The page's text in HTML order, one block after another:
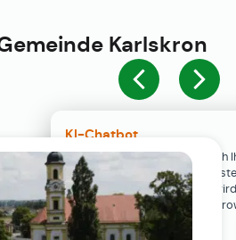
KI-Chatbot
Der KI-Chatbot steht erst nach
Einwilligung in den Cookie-
Verfügung. Der Chat-Verlauf
ausschließlich lokal in Ihrem
gespeichert.
Karlskron